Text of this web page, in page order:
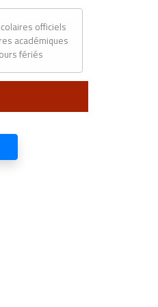
officiels
académiques
fériés